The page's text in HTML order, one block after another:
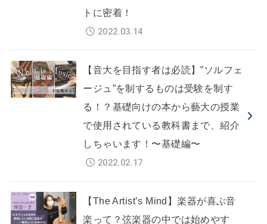
トに密着！
2022.03.14
【音大を目指す者は必読】”ソルフェ
ージュ”を制するものは受験を制す
る！？基礎向けの本から藝大の授業
で使用されている教科書まで、紹介
しちゃいます！〜基礎編〜
2022.02.17
【The Artist’s Mind】楽器が喜ぶ音
楽って？弦楽器の中では始めやす